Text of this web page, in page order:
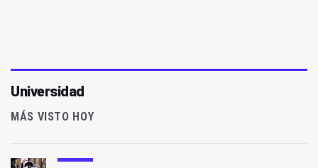
Universidad
MÁS VISTO HOY